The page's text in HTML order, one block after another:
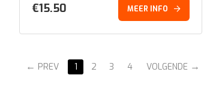
€15.50 MEER INFO
PREV 1 2 3 4 VOLGENDE